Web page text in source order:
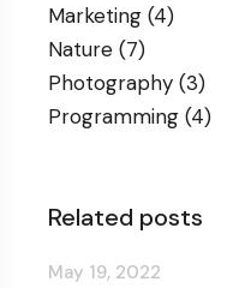
Marketing (4)
Nature (7)
Photography (3)
Programming (4)
Related posts
May 19, 2022